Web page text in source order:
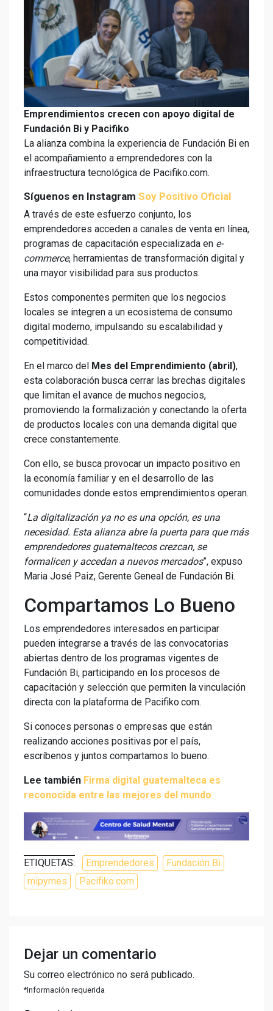
Emprendimientos crecen con apoyo digital de
Fundación Bi y Pacifiko
La alianza combina la experiencia de Fundación Bi en
el acompañamiento a emprendedores con la
infraestructura tecnológica de Pacifiko.com.
Síguenos en Instagram Soy Positivo Oficial
A través de este esfuerzo conjunto, los
emprendedores acceden a canales de venta en línea,
programas de capacitación especializada en e-
commerce, herramientas de transformación digital y
una mayor visibilidad para sus productos.
Estos componentes permiten que los negocios
locales se integren a un ecosistema de consumo
digital moderno, impulsando su escalabilidad y
competitividad.
En el marco del Mes del Emprendimiento (abril),
esta colaboración busca cerrar las brechas digitales
que limitan el avance de muchos negocios,
promoviendo la formalización y conectando la oferta
de productos locales con una demanda digital que
crece constantemente.
Con ello, se busca provocar un impacto positivo en
la economía familiar y en el desarrollo de las
comunidades donde estos emprendimientos operan.
“La digitalización ya no es una opción, es una
necesidad. Esta alianza abre la puerta para que más
emprendedores guatemaltecos crezcan, se
formalicen y accedan a nuevos mercados”, expuso
Maria José Paiz, Gerente Geneal de Fundación Bi.
Compartamos Lo Bueno
Los emprendedores interesados en participar
pueden integrarse a través de las convocatorias
abiertas dentro de los programas vigentes de
Fundación Bi, participando en los procesos de
capacitación y selección que permiten la vinculación
directa con la plataforma de Pacifiko.com.
Si conoces personas o empresas que están
realizando acciones positivas por el país,
escríbenos y juntos compartamos lo bueno.
Lee también Firma digital guatemalteca es
reconocida entre las mejores del mundo
ETIQUETAS: Emprendedores
Fundación Bi
mipymes
Pacifiko.com
Dejar un comentario
Su correo electrónico no será publicado.
*Información requerida